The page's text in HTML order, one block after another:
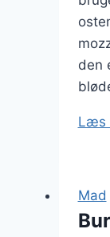
den
Læs
Mad